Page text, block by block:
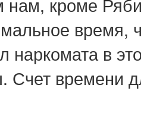
время,
наркомата в
Счет времени